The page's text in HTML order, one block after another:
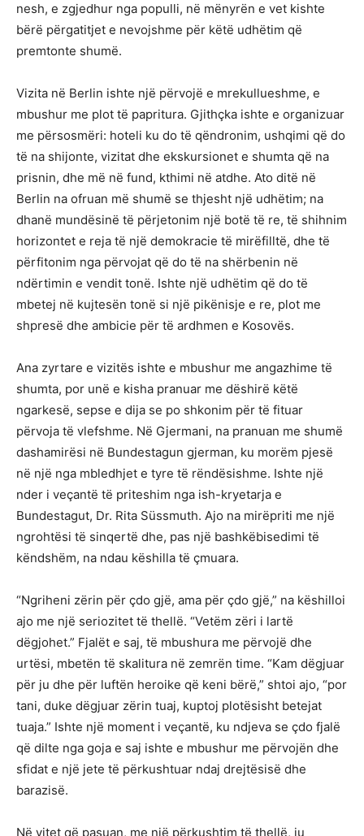
nesh, e zgjedhur nga populli, në mënyrën e vet kishte
bërë përgatitjet e nevojshme për këtë udhëtim që
premtonte shumë.
Vizita në Berlin ishte një përvojë e mrekullueshme, e
mbushur me plot të papritura. Gjithçka ishte e organizuar
me përsosmëri: hoteli ku do të qëndronim, ushqimi që do
të na shijonte, vizitat dhe ekskursionet e shumta që na
prisnin, dhe më në fund, kthimi në atdhe. Ato ditë në
Berlin na ofruan më shumë se thjesht një udhëtim; na
dhanë mundësinë të përjetonim një botë të re, të shihnim
horizontet e reja të një demokracie të mirëfilltë, dhe të
përfitonim nga përvojat që do të na shërbenin në
ndërtimin e vendit tonë. Ishte një udhëtim që do të
mbetej në kujtesën tonë si një pikënisje e re, plot me
shpresë dhe ambicie për të ardhmen e Kosovës.
Ana zyrtare e vizitës ishte e mbushur me angazhime të
shumta, por unë e kisha pranuar me dëshirë këtë
ngarkesë, sepse e dija se po shkonim për të fituar
përvoja të vlefshme. Në Gjermani, na pranuan me shumë
dashamirësi në Bundestagun gjerman, ku morëm pjesë
në një nga mbledhjet e tyre të rëndësishme. Ishte një
nder i veçantë të priteshim nga ish-kryetarja e
Bundestagut, Dr. Rita Süssmuth. Ajo na mirëpriti me një
ngrohtësi të sinqertë dhe, pas një bashkëbisedimi të
këndshëm, na ndau këshilla të çmuara.
“Ngriheni zërin për çdo gjë, ama për çdo gjë,” na këshilloi
ajo me një seriozitet të thellë. “Vetëm zëri i lartë
dëgjohet.” Fjalët e saj, të mbushura me përvojë dhe
urtësi, mbetën të skalitura në zemrën time. “Kam dëgjuar
për ju dhe për luftën heroike që keni bërë,” shtoi ajo, “por
tani, duke dëgjuar zërin tuaj, kuptoj plotësisht betejat
tuaja.” Ishte një moment i veçantë, ku ndjeva se çdo fjalë
që dilte nga goja e saj ishte e mbushur me përvojën dhe
sfidat e një jete të përkushtuar ndaj drejtësisë dhe
barazisë.
Në vitet që pasuan, me një përkushtim të thellë, iu